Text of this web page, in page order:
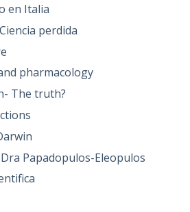
en Italia
perdida
pharmacology
The truth?
Papadopulos-Eleopulos